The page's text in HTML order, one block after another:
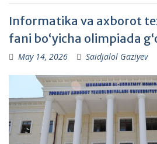
Informatika va axborot
fani bo‘yicha olimpiada
May 14, 2026 Saidjalol Gaziyev